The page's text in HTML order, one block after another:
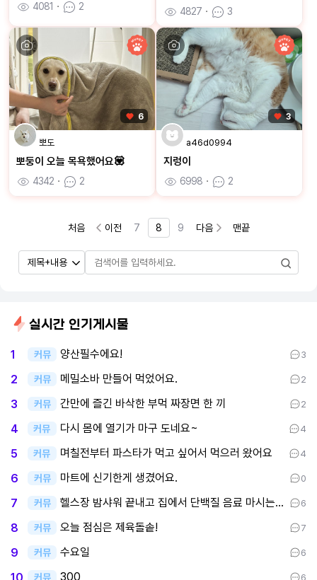
4081 ㆍ 2 4827 ㆍ 3
6
뽀도
뽀둥이 오늘 목욕했어요💟
4342 ㆍ 2
3
a46d0994
지렁이
6998 ㆍ 2
처음 이전 7 8 9 다음 맨끝
실시간 인기게시물
1 커뮤 양산필수에요! 3
2 커뮤 메밀소바 만들어 먹었어요. 2
3 커뮤 간만에 즐긴 바삭한 부먹 짜장면 한 끼 2
4 커뮤 다시 몸에 열기가 마구 도네요~ 4
5 커뮤 며칠전부터 파스타가 먹고 싶어서 먹으러 왔어요 4
6 커뮤 마트에 신기한게 생겼어요. 0
7 커뮤 헬스장 밤샤워 끝내고 집에서 단백질 음료 마시는 중이요 6
8 커뮤 오늘 점심은 제육돌솥! 7
9 커뮤 수요일 6
커뮤 300 6